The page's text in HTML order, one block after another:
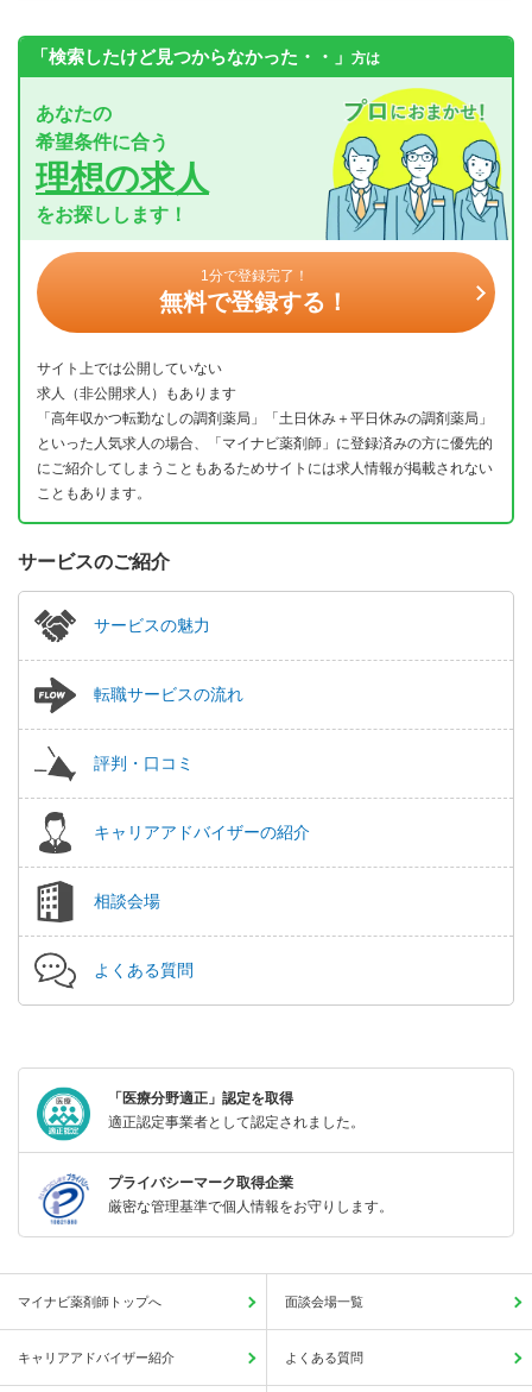
「検索したけど見つからなかった・・」 方は
あなたの
希望条件に合う
理想の求人
をお探しします！
1分で登録完了！
無料で登録する！
サイト上では公開していない
求人（非公開求人）もあります
「高年収かつ転勤なしの調剤薬局」「土日休み＋平日休みの調剤薬局」
といった人気求人の場合、「マイナビ薬剤師」に登録済みの方に優先的
にご紹介してしまうこともあるためサイトには求人情報が掲載されない
こともあります。
サービスのご紹介
サービスの魅力
転職サービスの流れ
評判・口コミ
キャリアアドバイザーの紹介
相談会場
よくある質問
「医療分野適正」認定を取得
適正認定事業者として認定されました。
プライバシーマーク取得企業
厳密な管理基準で個人情報をお守りします。
マイナビ薬剤師トップへ 面談会場一覧
キャリアアドバイザー紹介 よくある質問